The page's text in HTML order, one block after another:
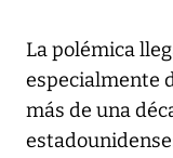
La polémica
especialmente
más de una